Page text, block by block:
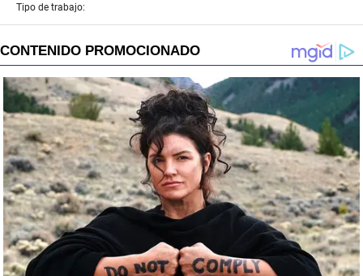
Tipo de trabajo: